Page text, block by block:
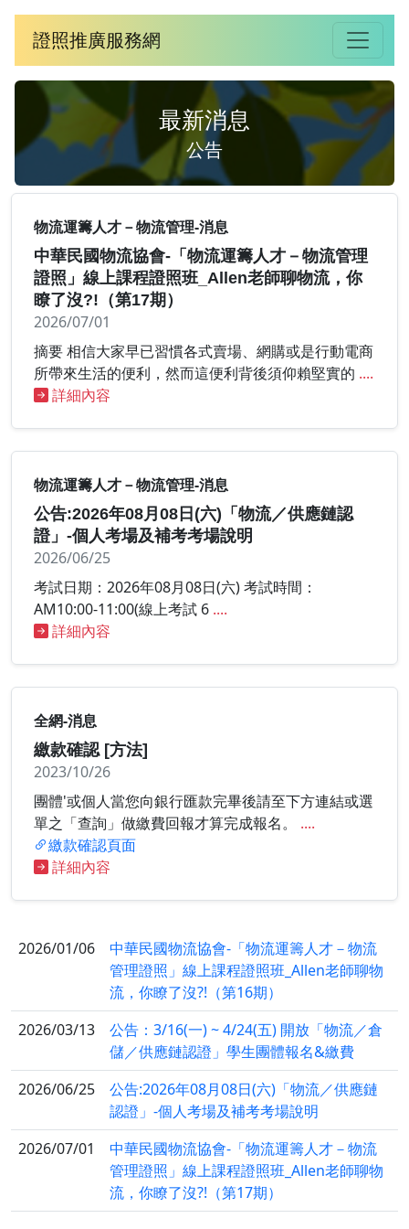
證照推廣服務網
最新消息
公告
物流運籌人才－物流管理-消息
中華民國物流協會-「物流運籌人才－物流管理
證照」線上課程證照班_Allen老師聊物流，你
瞭了沒?!（第17期）
2026/07/01
摘要 相信大家早已習慣各式賣場、網購或是行動電商
所帶來生活的便利，然而這便利背後須仰賴堅實的 ....
詳細內容
物流運籌人才－物流管理-消息
公告:2026年08月08日(六)「物流／供應鏈認
證」-個人考場及補考考場說明
2026/06/25
考試日期：2026年08月08日(六) 考試時間：
AM10:00-11:00(線上考試 6 ....
詳細內容
全網-消息
繳款確認 [方法]
2023/10/26
團體'或個人當您向銀行匯款完畢後請至下方連結或選
單之「查詢」做繳費回報才算完成報名。
....
繳款確認頁面
詳細內容
2026/01/06
中華民國物流協會-「物流運籌人才－物流
管理證照」線上課程證照班_Allen老師聊物
流，你瞭了沒?!（第16期）
2026/03/13
公告：3/16(一) ~ 4/24(五) 開放「物流／倉
儲／供應鏈認證」學生團體報名&繳費
2026/06/25
公告:2026年08月08日(六)「物流／供應鏈
認證」-個人考場及補考考場說明
2026/07/01
中華民國物流協會-「物流運籌人才－物流
管理證照」線上課程證照班_Allen老師聊物
流，你瞭了沒?!（第17期）